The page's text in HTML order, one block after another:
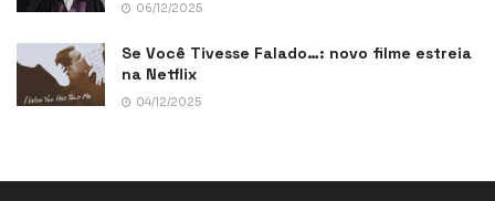
06/12/2025
Se Você Tivesse Falado…: novo filme estreia
na Netflix
04/12/2025